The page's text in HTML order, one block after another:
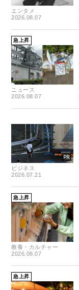
エンタメ
2026.08.07
急上昇
ニュース
2026.08.07
ビジネス
2026.07.21
急上昇
教養・カルチャー
2026.08.07
急上昇